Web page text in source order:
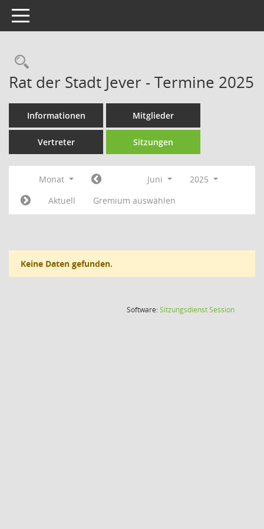
Toggle navigation
Rechercheauswahl
Rat der Stadt Jever - Termine 2025
Informationen Mitglieder
Vertreter Sitzungen
Monat Juni
2025
Aktuell
Gremium auswählen
Keine Daten gefunden.
Software:SitzungsdienstSession(Wird in